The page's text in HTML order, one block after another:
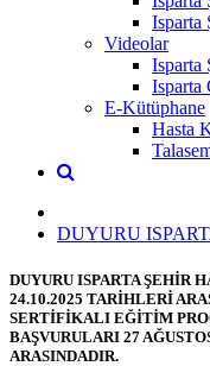
Isparta
Videolar
Isparta
Isparta
E-Kütüphane
Hasta
DUYURU
DUYURU ISPARTA ŞEHİR
24.10.2025 TARİHLERİ
SERTİFİKALI EĞİTİM
BAŞVURULARI 27
ARASINDADIR.